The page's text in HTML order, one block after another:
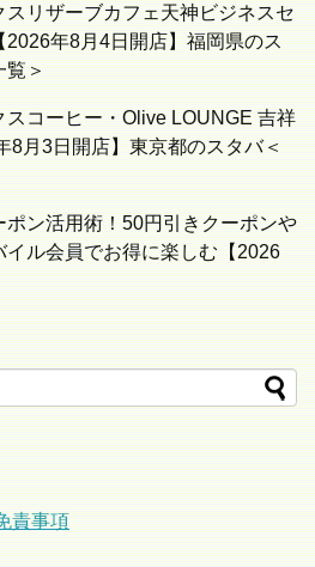
スリザーブカフェ天神ビジネスセ
年8月4日開店】福岡県のス
覧＞
スコーヒー・Olive LOUNGE 吉祥
8月3日開店】東京都のスタバ＜
ポン活用術！50円引きクーポンや
イル会員でお得に楽しむ【2026
責事項